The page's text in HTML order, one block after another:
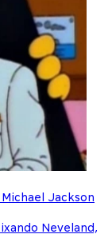
Jackson
Neveland,